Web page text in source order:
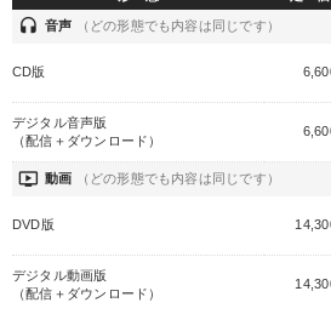
headset 音声 （どの形態でも内容は同じです）
CD版
デジタル音声版
（配信＋ダウンロード）
ondemand_video 動画 （どの形態でも内容は同じです）
DVD版
デジタル動画版
（配信＋ダウンロード）